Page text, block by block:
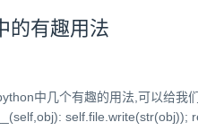
的有趣用法
中几个有趣的用法,可以给
self.file.write(str(obj));